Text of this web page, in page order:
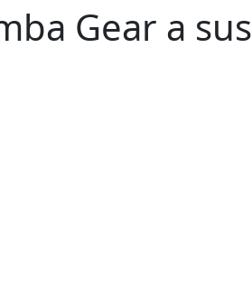
Gear a sus